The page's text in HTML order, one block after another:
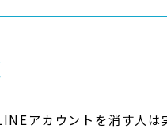
アカウントを消す人は